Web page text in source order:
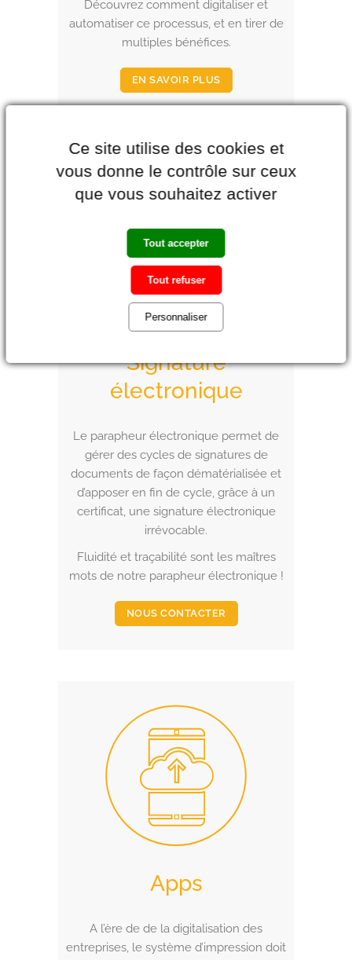
Découvrez comment digitaliser et
automatiser ce processus, et en tirer de
multiples bénéfices.
EN SAVOIR PLUS
Parapheur &
Signature
électronique
Le parapheur électronique permet de
gérer des cycles de signatures de
documents de façon dématérialisée et
d’apposer en fin de cycle, grâce à un
certificat, une signature électronique
irrévocable.
Fluidité et traçabilité sont les maîtres
mots de notre parapheur électronique !
NOUS CONTACTER
Apps
A l’ère de de la digitalisation des
entreprises, le système d’impression doit
Ce site utilise des cookies et
vous donne le contrôle sur ceux
que vous souhaitez activer
Tout accepter
Tout refuser
Personnaliser